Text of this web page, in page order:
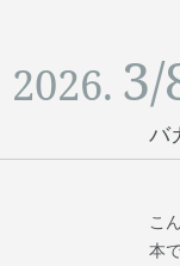
2026. 3/
バ
こ
本